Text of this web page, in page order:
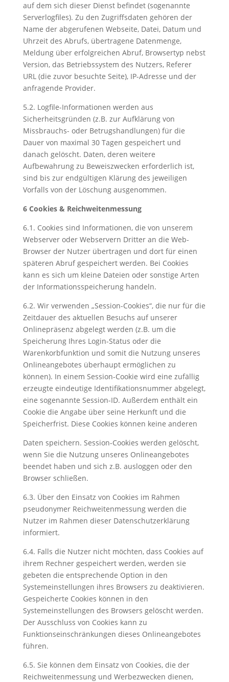
auf dem sich dieser Dienst befindet (sogenannte
Serverlogfiles). Zu den Zugriffsdaten gehören der
Name der abgerufenen Webseite, Datei, Datum und
Uhrzeit des Abrufs, übertragene Datenmenge,
Meldung über erfolgreichen Abruf, Browsertyp nebst
Version, das Betriebssystem des Nutzers, Referer
URL (die zuvor besuchte Seite), IP-Adresse und der
anfragende Provider.
5.2. Logfile-Informationen werden aus
Sicherheitsgründen (z.B. zur Aufklärung von
Missbrauchs- oder Betrugshandlungen) für die
Dauer von maximal 30 Tagen gespeichert und
danach gelöscht. Daten, deren weitere
Aufbewahrung zu Beweiszwecken erforderlich ist,
sind bis zur endgültigen Klärung des jeweiligen
Vorfalls von der Löschung ausgenommen.
6 Cookies & Reichweitenmessung
6.1. Cookies sind Informationen, die von unserem
Webserver oder Webservern Dritter an die Web-
Browser der Nutzer übertragen und dort für einen
späteren Abruf gespeichert werden. Bei Cookies
kann es sich um kleine Dateien oder sonstige Arten
der Informationsspeicherung handeln.
6.2. Wir verwenden „Session-Cookies“, die nur für die
Zeitdauer des aktuellen Besuchs auf unserer
Onlinepräsenz abgelegt werden (z.B. um die
Speicherung Ihres Login-Status oder die
Warenkorbfunktion und somit die Nutzung unseres
Onlineangebotes überhaupt ermöglichen zu
können). In einem Session-Cookie wird eine zufällig
erzeugte eindeutige Identifikationsnummer abgelegt,
eine sogenannte Session-ID. Außerdem enthält ein
Cookie die Angabe über seine Herkunft und die
Speicherfrist. Diese Cookies können keine anderen
Daten speichern. Session-Cookies werden gelöscht,
wenn Sie die Nutzung unseres Onlineangebotes
beendet haben und sich z.B. ausloggen oder den
Browser schließen.
6.3. Über den Einsatz von Cookies im Rahmen
pseudonymer Reichweitenmessung werden die
Nutzer im Rahmen dieser Datenschutzerklärung
informiert.
6.4. Falls die Nutzer nicht möchten, dass Cookies auf
ihrem Rechner gespeichert werden, werden sie
gebeten die entsprechende Option in den
Systemeinstellungen ihres Browsers zu deaktivieren.
Gespeicherte Cookies können in den
Systemeinstellungen des Browsers gelöscht werden.
Der Ausschluss von Cookies kann zu
Funktionseinschränkungen dieses Onlineangebotes
führen.
6.5. Sie können dem Einsatz von Cookies, die der
Reichweitenmessung und Werbezwecken dienen,